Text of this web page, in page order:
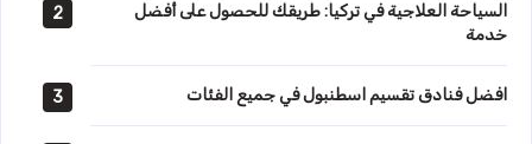
2
السياحة العلاجية في تركيا: طريقك للحصول على أفضل
خدمة
3 افضل فنادق تقسيم اسطنبول في جميع الفئات